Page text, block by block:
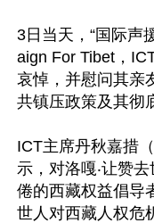
3日当天，“国际声
aign For Tibet，
哀悼，并慰问其亲
共镇压政策及其彻
ICT主席丹秋嘉措
示，对洛嘎‧让赞
倦的西藏权益倡导
世人对西藏人权危